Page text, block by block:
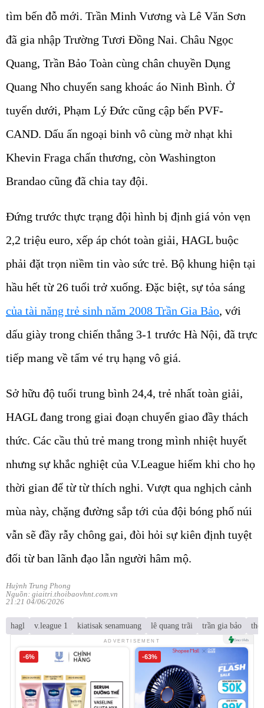
tìm bến đỗ mới. Trần Minh Vương và Lê Văn Sơn
đã gia nhập Trường Tươi Đồng Nai. Châu Ngọc
Quang, Trần Bảo Toàn cùng chân chuyền Dụng
Quang Nho chuyển sang khoác áo Ninh Bình. Ở
tuyến dưới, Phạm Lý Đức cũng cập bến PVF-
CAND. Dấu ấn ngoại binh vô cùng mờ nhạt khi
Khevin Fraga chấn thương, còn Washington
Brandao cũng đã chia tay đội.
Đứng trước thực trạng đội hình bị định giá vỏn vẹn
2,2 triệu euro, xếp áp chót toàn giải, HAGL buộc
phải đặt trọn niềm tin vào sức trẻ. Bộ khung hiện tại
hầu hết từ 26 tuổi trở xuống. Đặc biệt, sự tỏa sáng
của tài năng trẻ sinh năm 2008 Trần Gia Bảo, với
dấu giày trong chiến thắng 3-1 trước Hà Nội, đã trực
tiếp mang về tấm vé trụ hạng vô giá.
Sở hữu độ tuổi trung bình 24,4, trẻ nhất toàn giải,
HAGL đang trong giai đoạn chuyển giao đầy thách
thức. Các cầu thủ trẻ mang trong mình nhiệt huyết
nhưng sự khắc nghiệt của V.League hiếm khi cho họ
thời gian để từ từ thích nghi. Vượt qua nghịch cảnh
mùa này, chặng đường sắp tới của đội bóng phố núi
vẫn sẽ đầy rẫy chông gai, đòi hỏi sự kiên định tuyệt
đối từ ban lãnh đạo lẫn người hâm mộ.
Huỳnh Trung Phong
Nguồn: giaitri.thoibaovhnt.com.vn
21:21 04/06/2026
hagl v.league 1 kiatisak senamuang lê quang trãi trần gia bảo
ADVERTISEMENT
-6% -63%